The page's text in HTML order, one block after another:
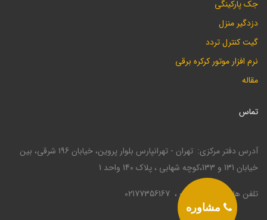
جک پارکینگی
دزدگیر منزل
گیت کنترل تردد
نرم افزار موتور کرکره برقی
مقاله
تماس
آدرس دفتر مرکزی
تهران - تهرانپارس بلوار پروین، خیابان 196 شرقی، بین
خیابان 131 و 133،کوچه شهابی ، پلاک 140 واحد 1
تلفن ها
02177330946
02177356167
مشاوره